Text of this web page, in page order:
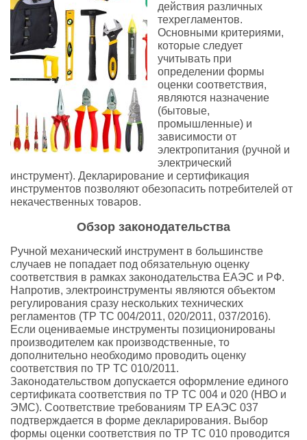
действия различных
техрегламентов.
Основными критериями,
которые следует
учитывать при
определении формы
оценки соответствия,
являются назначение
(бытовые,
промышленные) и
зависимости от
электропитания (ручной и
электрический
инструмент). Декларирование и сертификация
инструментов позволяют обезопасить потребителей от
некачественных товаров.
Обзор законодательства
Ручной механический инструмент в большинстве
случаев не попадает под обязательную оценку
соответствия в рамках законодательства ЕАЭС и РФ.
Напротив, электроинструменты являются объектом
регулирования сразу нескольких технических
регламентов (ТР ТС 004/2011, 020/2011, 037/2016).
Если оцениваемые инструменты позиционированы
производителем как производственные, то
дополнительно необходимо проводить оценку
соответствия по ТР ТС 010/2011.
Законодательством допускается оформление единого
сертификата соответствия по ТР ТС 004 и 020 (НВО и
ЭМС). Соответствие требованиям ТР ЕАЭС 037
подтверждается в форме декларирования. Выбор
формы оценки соответствия по ТР ТС 010 проводится